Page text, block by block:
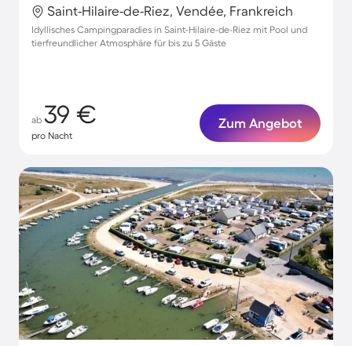
Saint-Hilaire-de-Riez, Vendée, Frankreich
Idyllisches Campingparadies in Saint-Hilaire-de-Riez mit Pool und
tierfreundlicher Atmosphäre für bis zu 5 Gäste
ab 39 €
pro Nacht
Zum Angebot